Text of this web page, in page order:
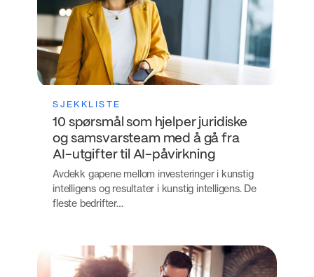
SJEKKLISTE
10 spørsmål som hjelper juridiske
og samsvarsteam med å gå fra
AI-utgifter til AI-påvirkning
Avdekk gapene mellom investeringer i kunstig
intelligens og resultater i kunstig intelligens. De
fleste bedrifter…